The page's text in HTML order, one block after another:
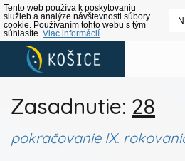
Tento web používa k poskytovaniu
služieb a analýze návštevnosti súbory
cookie. Používaním tohto webu s tým
súhlasíte. Viac informácií
Zasadnutie: 28
pokračovanie IX.